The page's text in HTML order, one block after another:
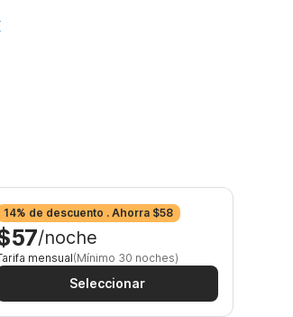
14% de descuento . Ahorra $58
/noche
mensual(Mínimo 30 noches)
Seleccionar